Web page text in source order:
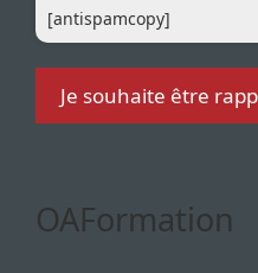
[antispamcopy]
OAFormation